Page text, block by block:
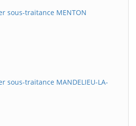
sous-traitance MENTON
sous-traitance MANDELIEU-LA-